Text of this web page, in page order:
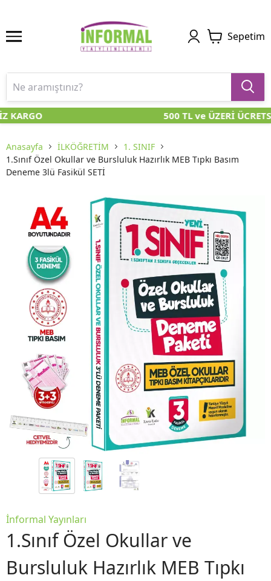
Sepetim
KARGO 500 TL ve ÜZERİ
Anasayfa İLKÖĞRETİM
1. SINIF
1.Sınıf Özel Okullar ve Bursluluk Hazırlık MEB Tıpkı Basım
Deneme 3lü Fasikül SETİ
İnformal Yayınları
1.Sınıf Özel Okullar ve
Bursluluk Hazırlık MEB Tıpkı